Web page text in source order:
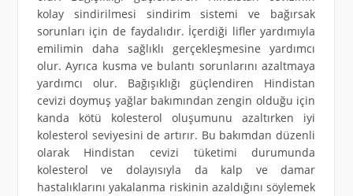
kolay sindirilmesi sindirim sistemi ve bağırsak
sorunları için de faydalıdır. İçerdiği lifler yardımıyla
emilimin daha sağlıklı gerçekleşmesine yardımcı
olur. Ayrıca kusma ve bulantı sorunlarını azaltmaya
yardımcı olur. Bağışıklığı güçlendiren Hindistan
cevizi doymuş yağlar bakımından zengin olduğu için
kanda kötü kolesterol oluşumunu azaltırken iyi
kolesterol seviyesini de artırır. Bu bakımdan düzenli
olarak Hindistan cevizi tüketimi durumunda
kolesterol ve dolayısıyla da kalp ve damar
hastalıklarını yakalanma riskinin azaldığını söylemek